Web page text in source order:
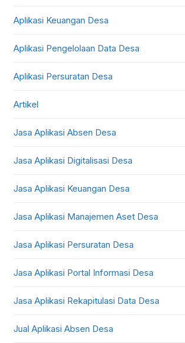
Aplikasi Keuangan Desa
Aplikasi Pengelolaan Data Desa
Aplikasi Persuratan Desa
Artikel
Jasa Aplikasi Absen Desa
Jasa Aplikasi Digitalisasi Desa
Jasa Aplikasi Keuangan Desa
Jasa Aplikasi Manajemen Aset Desa
Jasa Aplikasi Persuratan Desa
Jasa Aplikasi Portal Informasi Desa
Jasa Aplikasi Rekapitulasi Data Desa
Jual Aplikasi Absen Desa